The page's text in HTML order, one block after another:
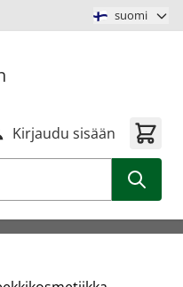
suomi
Kirjaudu sisään